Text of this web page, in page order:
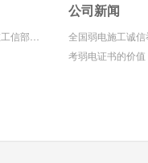
弱电技能证书在工信部网上面查寻方法
公司新闻
考弱电证书的价值